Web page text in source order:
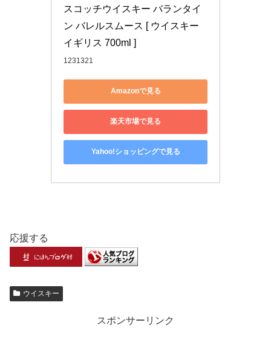
スコッチウイスキー バランタイ
ン バレルスムース [ ウイスキー
イギリス 700ml ]
1231321
Amazonで見る
楽天市場で見る
Yahoo!ショッピングで見る
応援する
ウイスキー
スポンサーリンク